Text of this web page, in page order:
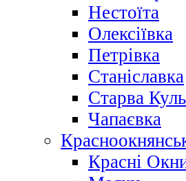
Нестоїта
Олексіївка
Петрівка
Станіславка
Старва
Чапаєвка
Красні